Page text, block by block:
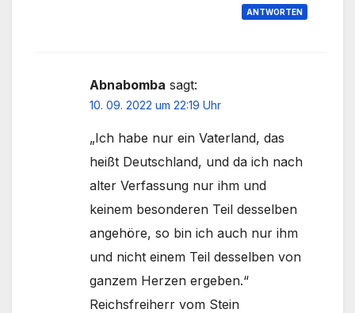
ANTWORTEN
Abnabomba sagt:
10. 09. 2022 um 22:19 Uhr
„Ich habe nur ein Vaterland, das
heißt Deutschland, und da ich nach
alter Verfassung nur ihm und
keinem besonderen Teil desselben
angehöre, so bin ich auch nur ihm
und nicht einem Teil desselben von
ganzem Herzen ergeben.“
Reichsfreiherr vom Stein